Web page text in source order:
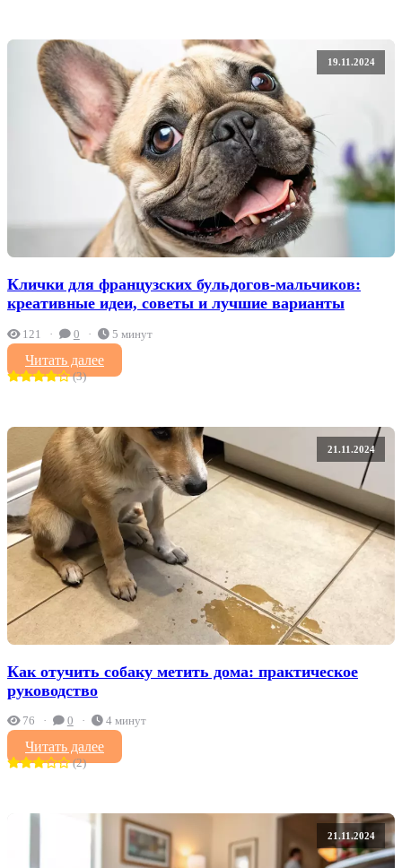
19.11.2024
Клички для французских бульдогов-мальчиков:
креативные идеи, советы и лучшие варианты
121 0 5 минут
Читать далее
(3)
21.11.2024
Как отучить собаку метить дома: практическое
руководство
76 0 4 минут
Читать далее
(2)
21.11.2024